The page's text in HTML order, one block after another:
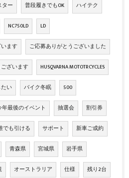
ター 普段履きでもOK ハイテク
NC750LD LD
ます ご応募ありがとうございました
ざいます HUSQVARNA MOTOTRCYCLES
い バイク冬眠 500
年最後のイベント 抽選会 割引券
でも引ける サポート 新車ご成約
青森県 宮城県 岩手県
オーストラリア 仕様 残り2台